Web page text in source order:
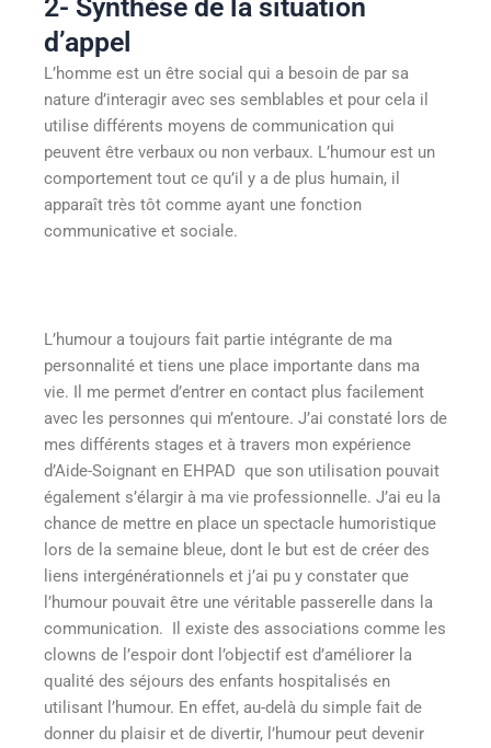
2- Synthèse de la situation
d’appel
L’homme est un être social qui a besoin de par sa
nature d’interagir avec ses semblables et pour cela il
utilise différents moyens de communication qui
peuvent être verbaux ou non verbaux. L’humour est un
comportement tout ce qu’il y a de plus humain, il
apparaît très tôt comme ayant une fonction
communicative et sociale.
L’humour a toujours fait partie intégrante de ma
personnalité et tiens une place importante dans ma
vie. Il me permet d’entrer en contact plus facilement
avec les personnes qui m’entoure. J’ai constaté lors de
mes différents stages et à travers mon expérience
d’Aide-Soignant en EHPAD que son utilisation pouvait
également s’élargir à ma vie professionnelle. J’ai eu la
chance de mettre en place un spectacle humoristique
lors de la semaine bleue, dont le but est de créer des
liens intergénérationnels et j’ai pu y constater que
l’humour pouvait être une véritable passerelle dans la
communication. Il existe des associations comme les
clowns de l’espoir dont l’objectif est d’améliorer la
qualité des séjours des enfants hospitalisés en
utilisant l’humour. En effet, au-delà du simple fait de
donner du plaisir et de divertir, l’humour peut devenir